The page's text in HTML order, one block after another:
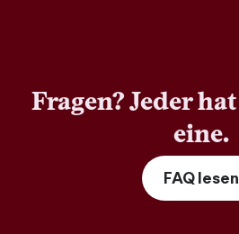
Fragen? Jeder hat
eine.
FAQ lesen